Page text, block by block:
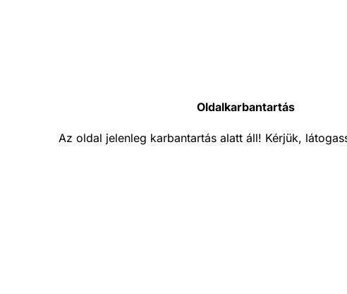
Oldalkarbantartás
Az oldal jelenleg karbantartás alatt áll! Kérjük,